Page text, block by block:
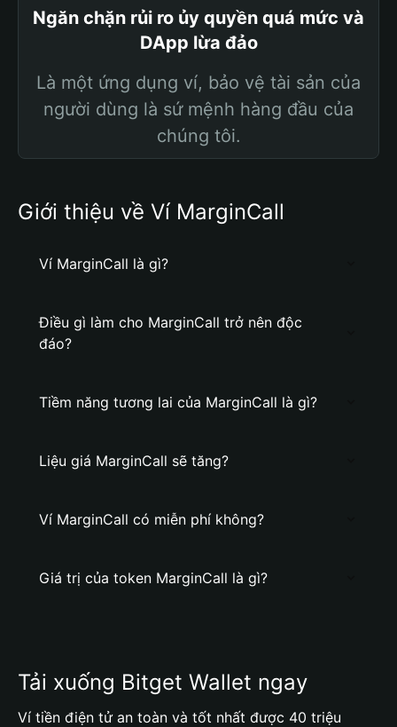
Ngăn chặn rủi ro ủy quyền quá mức và
DApp lừa đảo
Là một ứng dụng ví, bảo vệ tài sản của
người dùng là sứ mệnh hàng đầu của
chúng tôi.
Giới thiệu về Ví MarginCall
Ví MarginCall là gì?
Điều gì làm cho MarginCall trở nên độc
đáo?
Tiềm năng tương lai của MarginCall là gì?
Liệu giá MarginCall sẽ tăng?
Ví MarginCall có miễn phí không?
Giá trị của token MarginCall là gì?
Tải xuống Bitget Wallet ngay
Ví tiền điện tử an toàn và tốt nhất được 40 triệu